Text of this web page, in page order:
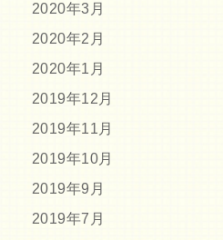
2020年3月
2020年2月
2020年1月
2019年12月
2019年11月
2019年10月
2019年9月
2019年7月